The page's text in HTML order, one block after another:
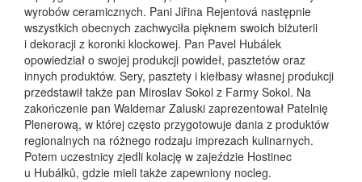
wyrobów ceramicznych. Pani Jiřina Rejentová następnie
wszystkich obecnych zachwyciła pięknem swoich biżuterii
i dekoracji z koronki klockowej. Pan Pavel Hubálek
opowiedział o swojej produkcji powideł, pasztetów oraz
innych produktów. Sery, pasztety i kiełbasy własnej produkcji
przedstawił także pan Miroslav Sokol z Farmy Sokol. Na
zakończenie pan Waldemar Zaluski zaprezentował Patelnię
Plenerową, w której często przygotowuje dania z produktów
regionalnych na różnego rodzaju imprezach kulinarnych.
Potem uczestnicy zjedli kolację w zajeździe Hostinec
u Hubálků, gdzie mieli także zapewniony nocleg.